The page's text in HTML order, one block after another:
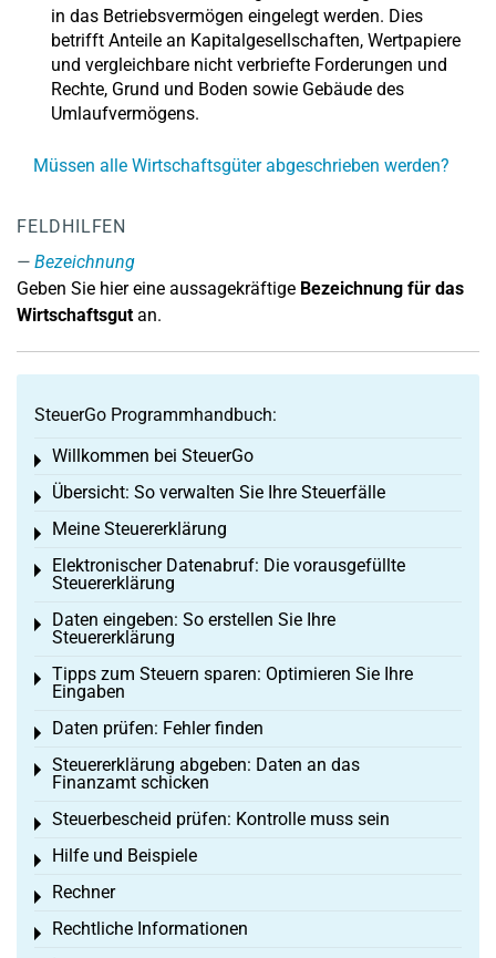
in das Betriebsvermögen eingelegt werden. Dies
betrifft Anteile an Kapitalgesellschaften, Wertpapiere
und vergleichbare nicht verbriefte Forderungen und
Rechte, Grund und Boden sowie Gebäude des
Umlaufvermögens.
Müssen alle Wirtschaftsgüter abgeschrieben werden?
FELDHILFEN
Bezeichnung
Geben Sie hier eine aussagekräftige Bezeichnung für das
Wirtschaftsgutan.
SteuerGo Programmhandbuch:
Willkommen bei SteuerGo
Toggle menu
Übersicht: So verwalten Sie Ihre Steuerfälle
Toggle menu
Meine Steuererklärung
Toggle menu
Elektronischer Datenabruf: Die vorausgefüllte
Steuererklärung
Toggle menu
Daten eingeben: So erstellen Sie Ihre
Steuererklärung
Toggle menu
Tipps zum Steuern sparen: Optimieren Sie Ihre
Eingaben
Toggle menu
Daten prüfen: Fehler finden
Toggle menu
Steuererklärung abgeben: Daten an das
Finanzamt schicken
Toggle menu
Steuerbescheid prüfen: Kontrolle muss sein
Toggle menu
Hilfe und Beispiele
Toggle menu
Rechner
Toggle menu
Rechtliche Informationen
Toggle menu